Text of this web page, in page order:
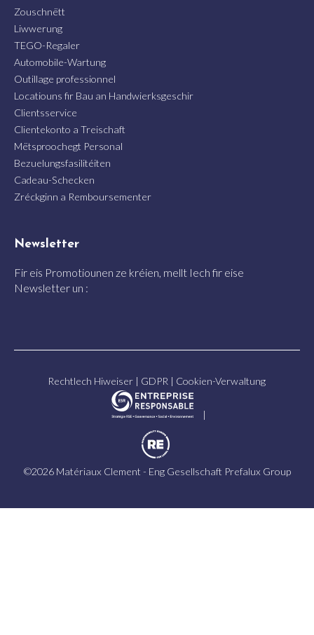
Zouschnëtt
Liwwerung
TEGO-Regaler
Automobile-Wartung
Outillage professionnel
Locatiouns fir Bau an Handwierksgeschir
Clientsservice
Clientekonto a Treischaft
Mëtsproochegt Personal
Bezuelungsfasilitéiten
Cadeau-Schecken
Zréckginn a Remboursementer
Newsletter
Fir eis Promotiounen ze kréien, mellt Iech fir eise
Newsletter un :
Rechtlech Hiweiser | GDPR | Cookien-Verwaltung
|
©2026 Matériaux Clement - Eng Gesellschaft Prefalux Group